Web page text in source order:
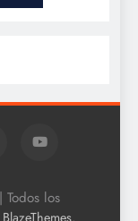
los
BlazeThemes